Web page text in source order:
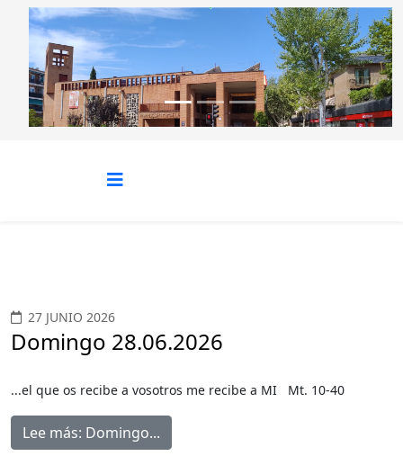
Anterior
27 JUNIO 2026
Domingo 28.06.2026
...el que os recibe a vosotros me recibe a MI Mt. 10-40
Lee más: Domingo...